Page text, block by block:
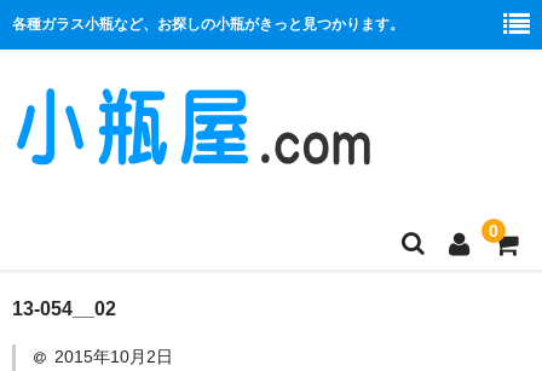
各種ガラス小瓶など、お探しの小瓶がきっと見つかります。
0
商品一覧
絞り口
13-054__02
2015年10月2日